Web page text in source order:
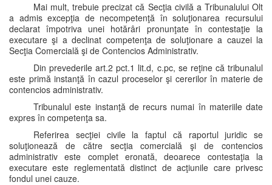
Mai mult, trebuie precizat că Secţia civilă a Tribunalului Olt
a admis excepţia de necompetenţă în soluţionarea recursului
declarat împotriva unei hotărâri pronunţate în contestaţie la
executare şi a declinat competenţa de soluţionare a cauzei la
Secţia Comercială şi de Contencios Administrativ.
Din prevederile art.2 pct.1 lit.d, c.pc, se reţine că tribunalul
este primă instanţă în cazul proceselor şi cererilor în materie de
contencios administrativ.
Tribunalul este instanţă de recurs numai în materiile date
expres în competenţa sa.
Referirea secţiei civile la faptul că raportul juridic se
soluţionează de către secţia comercială şi de contencios
administrativ este complet eronată, deoarece contestaţia la
executare este reglementată distinct de acţiunile care privesc
fondul unei cauze.